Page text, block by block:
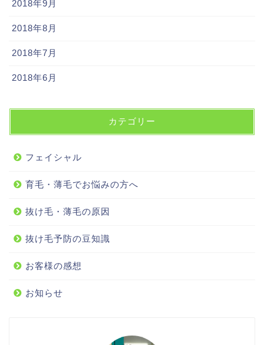
2018年9月
2018年8月
2018年7月
2018年6月
カテゴリー
フェイシャル
育毛・薄毛でお悩みの方へ
抜け毛・薄毛の原因
抜け毛予防の豆知識
お客様の感想
お知らせ